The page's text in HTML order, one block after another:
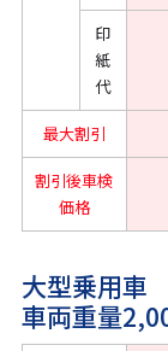
印
紙
代
最大割引
割引後車検
価格
大型乗用車
車両重量